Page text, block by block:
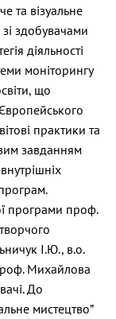
та візуальне
зі здобувачами
діяльності
моніторингу
що
практики та
завданням
програми проф.
І.Ю., в.о.
Михайлова
До
мистецтво”